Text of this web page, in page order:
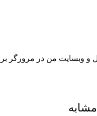
و وبسایت من در مرورگر